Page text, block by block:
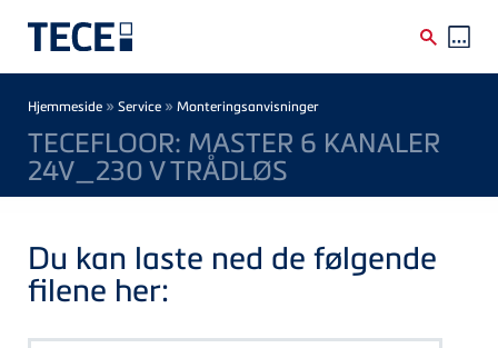
Breadcrumb
Hjemmeside » Service » Monteringsanvisninger
TECEFLOOR: MASTER 6 KANALER
24V_230 V TRÅDLØS
Du kan laste ned de følgende
filene her: